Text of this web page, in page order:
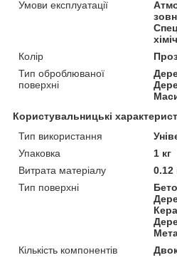
Умови експлуатації
Колір
Тип оброблюваної
поверхні
Користувальницькі
Тип використання
Упаковка
1 кг
Витрата матеріалу
0.12
Тип поверхні
Кількість компонентів